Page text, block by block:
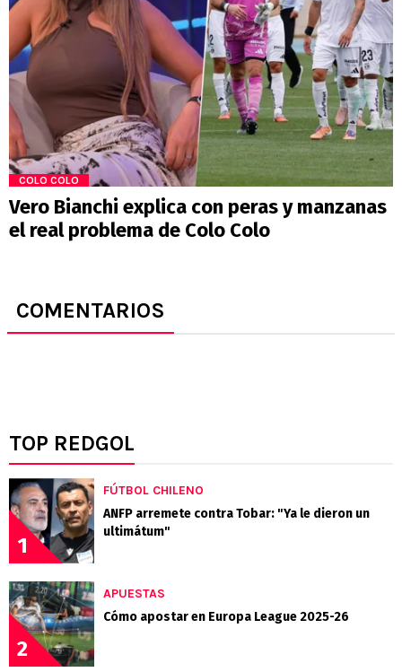
COLO COLO
Vero Bianchi explica con peras y manzanas
el real problema de Colo Colo
COMENTARIOS
TOP REDGOL
1
FÚTBOL CHILENO
ANFP arremete contra Tobar: "Ya le dieron un
ultimátum"
2
APUESTAS
Cómo apostar en Europa League 2025-26